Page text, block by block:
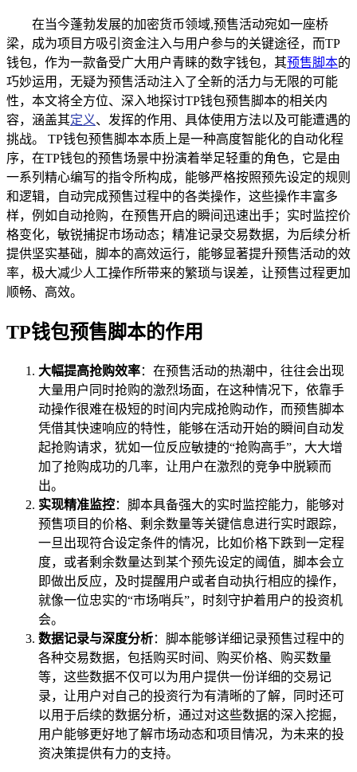
在当今蓬勃发展的加密货币领域,预售活动宛如一座桥
梁，成为项目方吸引资金注入与用户参与的关键途径，而TP
钱包，作为一款备受广大用户青睐的数字钱包，其预售脚本的
巧妙运用，无疑为预售活动注入了全新的活力与无限的可能
性，本文将全方位、深入地探讨TP钱包预售脚本的相关内
容，涵盖其定义、发挥的作用、具体使用方法以及可能遭遇的
挑战。 TP钱包预售脚本本质上是一种高度智能化的自动化程
序，在TP钱包的预售场景中扮演着举足轻重的角色，它是由
一系列精心编写的指令所构成，能够严格按照预先设定的规则
和逻辑，自动完成预售过程中的各类操作，这些操作丰富多
样，例如自动抢购，在预售开启的瞬间迅速出手；实时监控价
格变化，敏锐捕捉市场动态；精准记录交易数据，为后续分析
提供坚实基础，脚本的高效运行，能够显著提升预售活动的效
率，极大减少人工操作所带来的繁琐与误差，让预售过程更加
顺畅、高效。
TP钱包预售脚本的作用
大幅提高抢购效率：在预售活动的热潮中，往往会出现
大量用户同时抢购的激烈场面，在这种情况下，依靠手
动操作很难在极短的时间内完成抢购动作，而预售脚本
凭借其快速响应的特性，能够在活动开始的瞬间自动发
起抢购请求，犹如一位反应敏捷的“抢购高手”，大大增
加了抢购成功的几率，让用户在激烈的竞争中脱颖而
出。
实现精准监控：脚本具备强大的实时监控能力，能够对
预售项目的价格、剩余数量等关键信息进行实时跟踪，
一旦出现符合设定条件的情况，比如价格下跌到一定程
度，或者剩余数量达到某个预先设定的阈值，脚本会立
即做出反应，及时提醒用户或者自动执行相应的操作，
就像一位忠实的“市场哨兵”，时刻守护着用户的投资机
会。
数据记录与深度分析：脚本能够详细记录预售过程中的
各种交易数据，包括购买时间、购买价格、购买数量
等，这些数据不仅可以为用户提供一份详细的交易记
录，让用户对自己的投资行为有清晰的了解，同时还可
以用于后续的数据分析，通过对这些数据的深入挖掘，
用户能够更好地了解市场动态和项目情况，为未来的投
资决策提供有力的支持。